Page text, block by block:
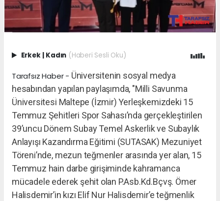
Erkek | Kadın (Haberi Sesli Oku)
Tarafsız Haber - Üniversitenin sosyal medya
hesabından yapılan paylaşımda, "Milli Savunma
Üniversitesi Maltepe (İzmir) Yerleşkemizdeki 15
Temmuz Şehitleri Spor Sahası’nda gerçekleştirilen
39’uncu Dönem Subay Temel Askerlik ve Subaylık
Anlayışı Kazandırma Eğitimi (SUTASAK) Mezuniyet
Töreni’nde, mezun teğmenler arasında yer alan, 15
Temmuz hain darbe girişiminde kahramanca
mücadele ederek şehit olan P.Asb.Kd.Bçvş. Ömer
Halisdemir’in kızı Elif Nur Halisdemir’e teğmenlik